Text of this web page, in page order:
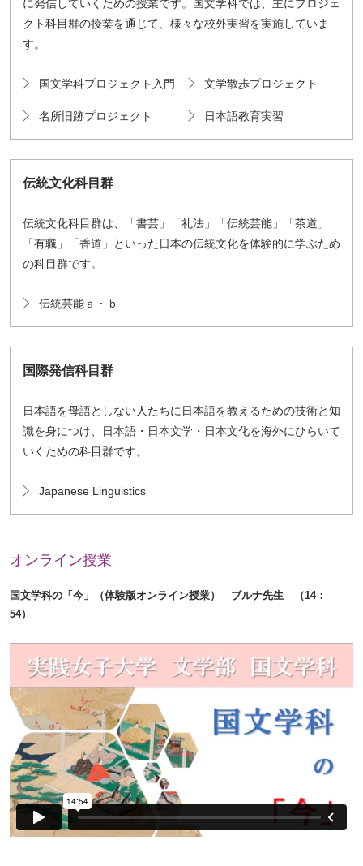
に発信していくための授業です。国文学科では、主にプロジェ
クト科目群の授業を通じて、様々な校外実習を実施していま
す。
国文学科プロジェクト入門 文学散歩プロジェクト
名所旧跡プロジェクト 日本語教育実習
伝統文化科目群
伝統文化科目群は、「書芸」「礼法」「伝統芸能」「茶道」
「有職」「香道」といった日本の伝統文化を体験的に学ぶため
の科目群です。
伝統芸能ａ・ｂ
国際発信科目群
日本語を母語としない人たちに日本語を教えるための技術と知
識を身につけ、日本語・日本文学・日本文化を海外にひらいて
いくための科目群です。
Japanese Linguistics
オンライン授業
国文学科の「今」（体験版オンライン授業） ブルナ先生 （14：
54）
前
へ